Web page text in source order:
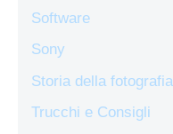
Software
Sony
Storia della fotografia
Trucchi e Consigli